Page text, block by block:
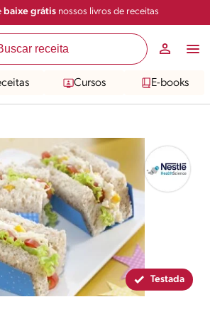
baixe grátisnossos livros de receitas
Cursos E-books
Compartilhar
Testada